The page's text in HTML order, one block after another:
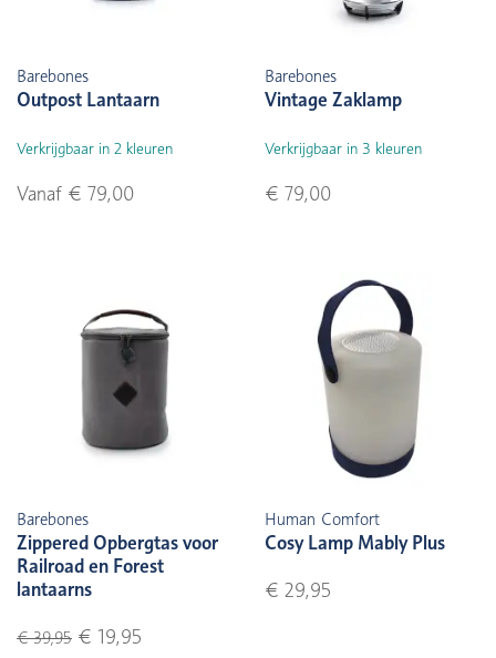
Barebones
Outpost Lantaarn
Verkrijgbaar in 2 kleuren
Vanaf € 79,00
Barebones
Vintage Zaklamp
Verkrijgbaar in 3 kleuren
€ 79,00
Barebones
Zippered Opbergtas voor
Railroad en Forest
lantaarns
€ 39,95 € 19,95
Human Comfort
Cosy Lamp Mably Plus
€ 29,95